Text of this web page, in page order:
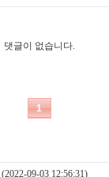
(2022-09-03 12:56:31)